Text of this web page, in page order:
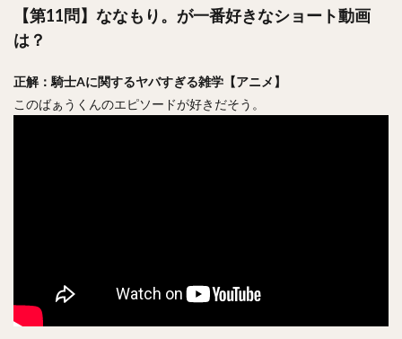
【第11問】ななもり。が一番好きなショート動画
は？
正解：騎士Aに関するヤバすぎる雑学【アニメ】
このばぁうくんのエピソードが好きだそう。